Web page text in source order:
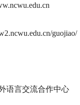
guojiao/
语言交流合作中心